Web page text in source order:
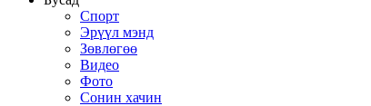
Спорт
Эрүүл мэнд
Зөвлөгөө
Видео
Фото
Сонин хачин